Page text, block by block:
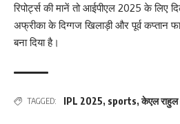
रिपोर्ट्स की मानें तो आईपीएल 2025 के लिए
अफ्रीका के दिग्गज खिलाड़ी और पूर्व कप्तान
बना दिया है।
TAGGED: IPL 2025, sports,केएल